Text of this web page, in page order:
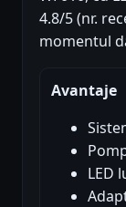
4.8/5 (nr.
momentul
Avantaje
LED